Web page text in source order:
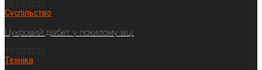
Суспільство
Цукровий діабет у похилому віці:
Техніка